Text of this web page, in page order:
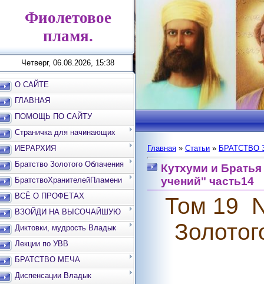
Фиолетовое
пламя.
Четверг, 06.08.2026, 15:38
О САЙТЕ
ГЛАВНАЯ
ПОМОЩЬ ПО САЙТУ
Страничка для начинающих
ИЕРАРХИЯ
Братство Золотого Облачения
БратствоХранителейПламени
ВСЁ О ПРОФЕТАХ
ВЗОЙДИ НА ВЫСОЧАЙШУЮ
ВЕРШИНУ
Диктовки, мудрость Владык
Лекции по УВВ
БРАТСТВО МЕЧА
Диспенсации Владык
Главная » Статьи » БРАТСТВО
Кутхуми и
учений" часть14
Том 19